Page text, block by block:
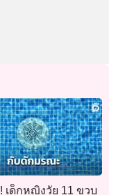
เด็กหญิงวัย 11 ขวบ